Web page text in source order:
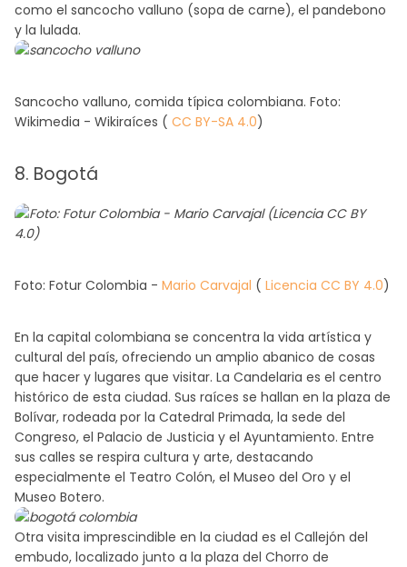
como el sancocho valluno (sopa de carne), el pandebono
y la lulada.
Sancocho valluno, comida típica colombiana. Foto:
Wikimedia - Wikiraíces ( CC BY-SA 4.0)
8. Bogotá
Foto: Fotur Colombia - Mario Carvajal ( Licencia CC BY 4.0)
En la capital colombiana se concentra la vida artística y
cultural del país, ofreciendo un amplio abanico de cosas
que hacer y lugares que visitar. La Candelaria es el centro
histórico de esta ciudad. Sus raíces se hallan en la plaza de
Bolívar, rodeada por la Catedral Primada, la sede del
Congreso, el Palacio de Justicia y el Ayuntamiento. Entre
sus calles se respira cultura y arte, destacando
especialmente el Teatro Colón, el Museo del Oro y el
Museo Botero.
Otra visita imprescindible en la ciudad es el Callejón del
embudo, localizado junto a la plaza del Chorro de